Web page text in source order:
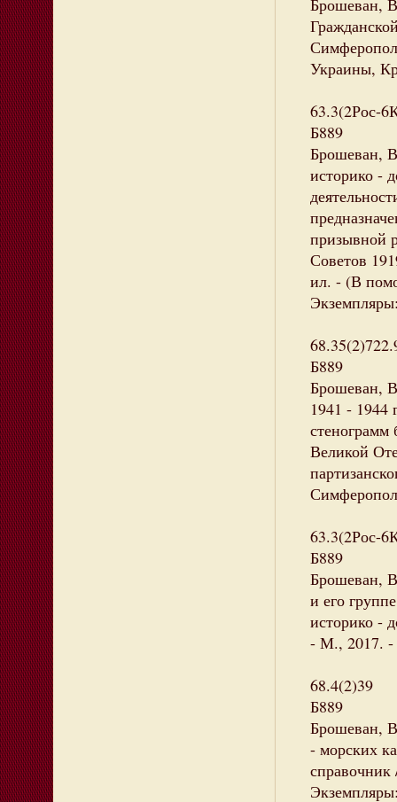
Брошеван,
Украины,
63.3(2Рос-
Б889
Брошеван,
историко -
призывной
Советов
ил. - (В
Б889
Брошеван,
1941 - 1944
Великой
63.3(2Рос-
Б889
Брошеван,
и его
историко -
- М., 2017. -
68.4(2)39
Б889
Брошеван,
- морских